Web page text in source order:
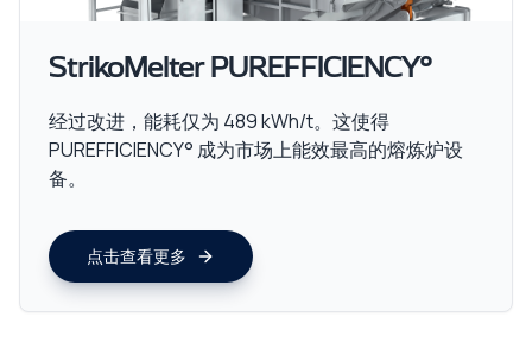
StrikoMelter PUREFFICIENCY°
经过改进，能耗仅为 489 kWh/t。这使得
PUREFFICIENCY° 成为市场上能效最高的熔炼炉设
备。
点击查看更多